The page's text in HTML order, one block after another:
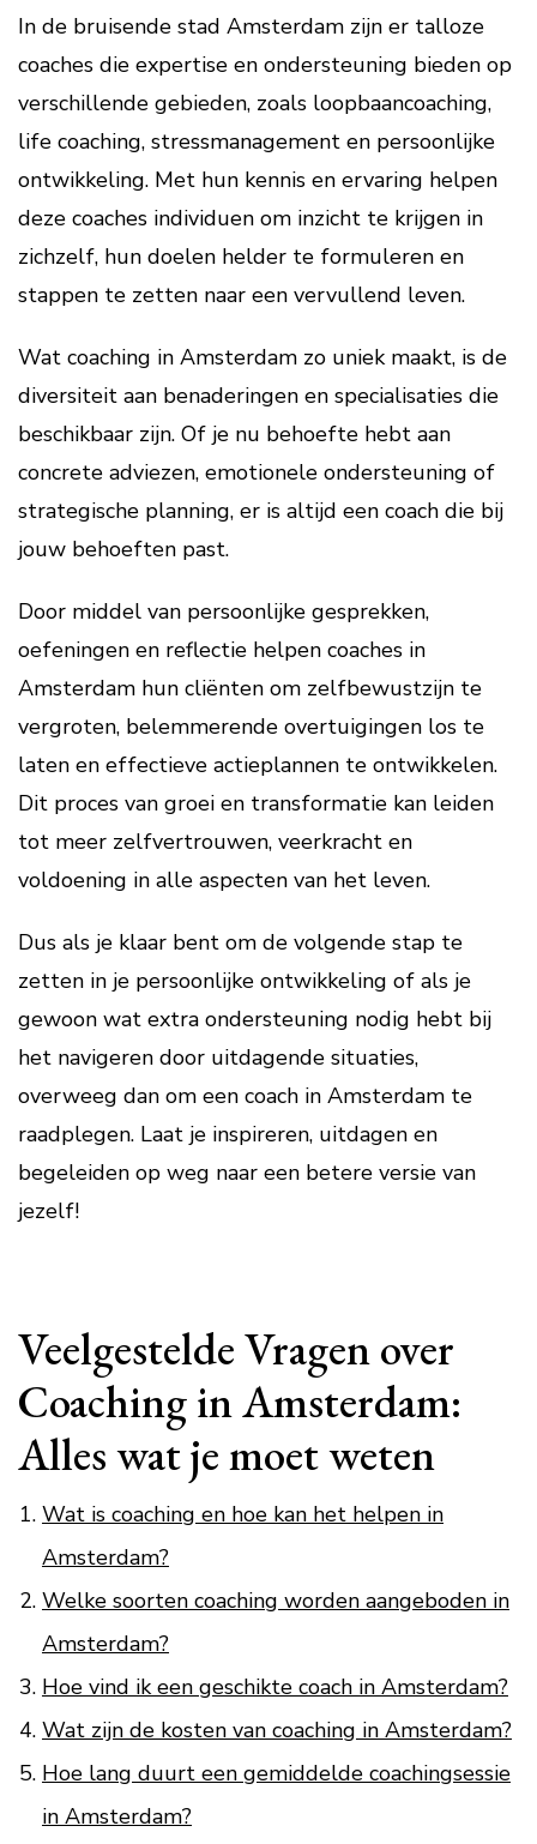
In de bruisende stad Amsterdam zijn er talloze
coaches die expertise en ondersteuning bieden op
verschillende gebieden, zoals loopbaancoaching,
life coaching, stressmanagement en persoonlijke
ontwikkeling. Met hun kennis en ervaring helpen
deze coaches individuen om inzicht te krijgen in
zichzelf, hun doelen helder te formuleren en
stappen te zetten naar een vervullend leven.
Wat coaching in Amsterdam zo uniek maakt, is de
diversiteit aan benaderingen en specialisaties die
beschikbaar zijn. Of je nu behoefte hebt aan
concrete adviezen, emotionele ondersteuning of
strategische planning, er is altijd een coach die bij
jouw behoeften past.
Door middel van persoonlijke gesprekken,
oefeningen en reflectie helpen coaches in
Amsterdam hun cliënten om zelfbewustzijn te
vergroten, belemmerende overtuigingen los te
laten en effectieve actieplannen te ontwikkelen.
Dit proces van groei en transformatie kan leiden
tot meer zelfvertrouwen, veerkracht en
voldoening in alle aspecten van het leven.
Dus als je klaar bent om de volgende stap te
zetten in je persoonlijke ontwikkeling of als je
gewoon wat extra ondersteuning nodig hebt bij
het navigeren door uitdagende situaties,
overweeg dan om een coach in Amsterdam te
raadplegen. Laat je inspireren, uitdagen en
begeleiden op weg naar een betere versie van
jezelf!
Veelgestelde Vragen over
Coaching in Amsterdam:
Alles wat je moet weten
Wat is coaching en hoe kan het helpen in
Amsterdam?
Welke soorten coaching worden aangeboden in
Amsterdam?
Hoe vind ik een geschikte coach in Amsterdam?
Wat zijn de kosten van coaching in Amsterdam?
Hoe lang duurt een gemiddelde coachingsessie
in Amsterdam?